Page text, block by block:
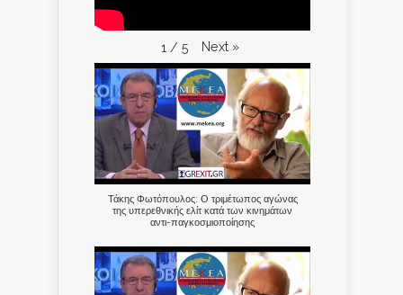
1 / 5 Next »
Τάκης Φωτόπουλος: Ο τριμέτωπος αγώνας
της υπερεθνικής ελίτ κατά των κινημάτων
αντι-παγκοσμιοποίησης